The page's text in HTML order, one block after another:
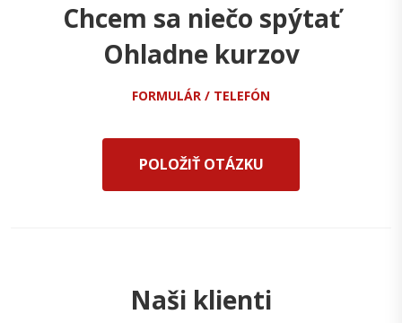
Chcem sa niečo spýtať
Ohladne kurzov
FORMULÁR / TELEFÓN
POLOŽIŤ OTÁZKU
Naši klienti